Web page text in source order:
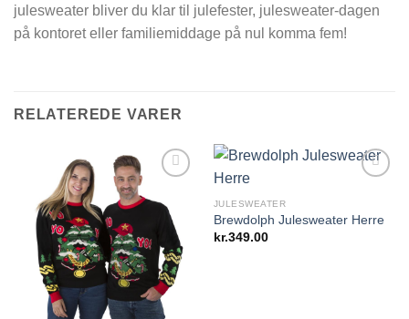
julesweater bliver du klar til julefester, julesweater-dagen
på kontoret eller familiemiddage på nul komma fem!
RELATEREDE VARER
Add to
Wishlist
Add to
JULESWEATER
Brewdolph Julesweater Herre
kr.349.00